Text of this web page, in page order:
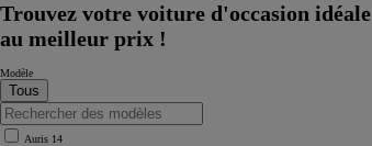
Trouvez votre voiture d'occasion idéale
au meilleur prix !
Modèle
Auris 14